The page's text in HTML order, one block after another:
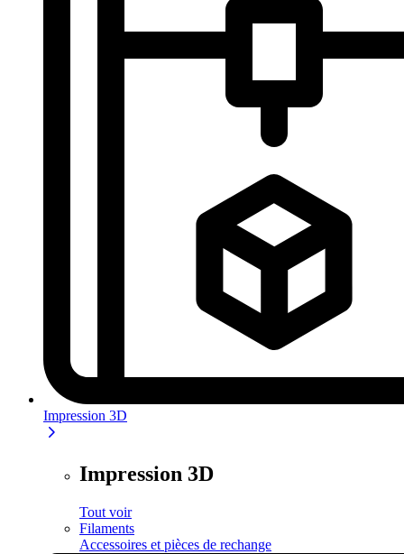
Impression 3D
Impression 3D
Tout voir
Filaments
Accessoires et pièces de rechange